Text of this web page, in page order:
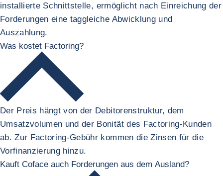
installierte Schnittstelle, ermöglicht nach Einreichung der
Forderungen eine taggleiche Abwicklung und
Auszahlung.
Was kostet Factoring?
Der Preis hängt von der Debitorenstruktur, dem
Umsatzvolumen und der Bonität des Factoring-Kunden
ab. Zur Factoring-Gebühr kommen die Zinsen für die
Vorfinanzierung hinzu.
Kauft Coface auch Forderungen aus dem Ausland?